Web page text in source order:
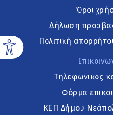
Όροι
Δήλωση
Πολιτική
Τηλεφωνικός
Φόρμα
ΚΕΠ Δήμου